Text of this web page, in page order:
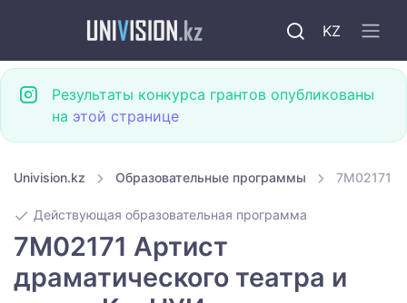
KZ
Результаты конкурса грантов опубликованы
на этой странице
Univision.kz Образовательные программы 7M02171
Действующая образовательная программа
7M02171 Артист
драматического театра и